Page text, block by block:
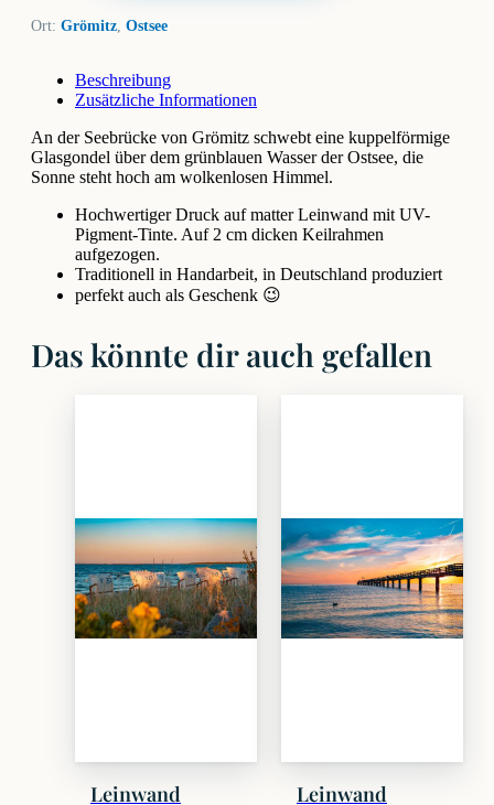
Ort: Grömitz, Ostsee
Beschreibung
Zusätzliche Informationen
An der Seebrücke von Grömitz schwebt eine kuppelförmige
Glasgondel über dem grünblauen Wasser der Ostsee, die
Sonne steht hoch am wolkenlosen Himmel.
Hochwertiger Druck auf matter Leinwand mit UV-
Pigment-Tinte. Auf 2 cm dicken Keilrahmen
aufgezogen.
Traditionell in Handarbeit, in Deutschland produziert
perfekt auch als Geschenk 😉
Das könnte dir auch gefallen
Leinwand
Leinwand